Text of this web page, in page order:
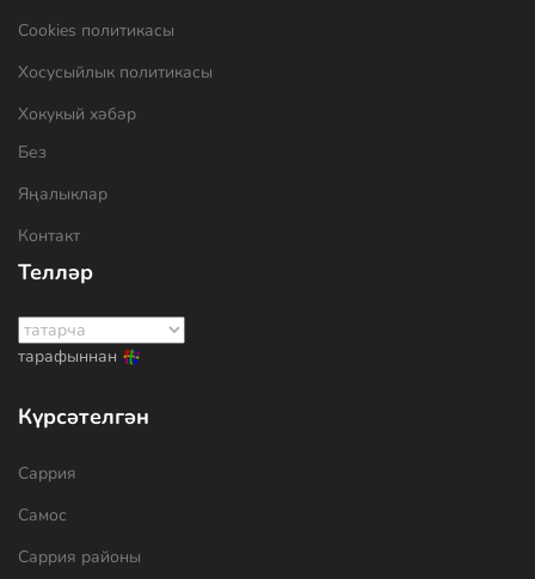
Cookies политикасы
Хосусыйлык политикасы
Хокукый хәбәр
Без
Яңалыклар
Контакт
Телләр
тарафыннан
Күрсәтелгән
Саррия
Самос
Саррия районы